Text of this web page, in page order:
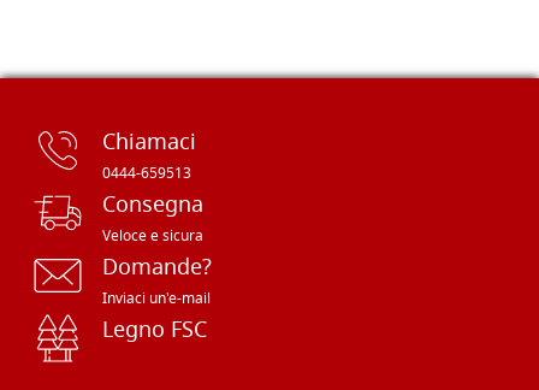
Chiamaci
0444-659513
Consegna
Veloce e sicura
Domande?
Inviaci un'e-mail
Legno FSC